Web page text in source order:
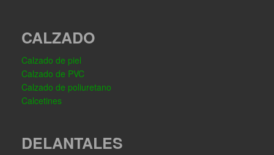
CALZADO
Calzado de piel
Calzado de PVC
Calzado de poliuretano
Calcetines
DELANTALES